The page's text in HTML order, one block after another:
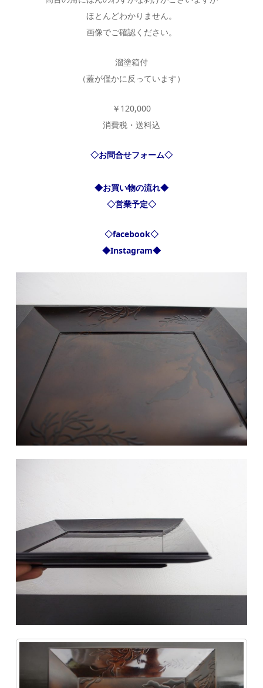
ほとんどわかりません。
画像でご確認ください。
溜塗箱付
（蓋が僅かに反っています）
￥120,000
消費税・送料込
◇お問合せフォーム◇
◆お買い物の流れ◆
◇営業予定◇
◇facebook◇
◆Instagram◆